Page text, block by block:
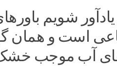
شویم
است و همان
های آب موجب